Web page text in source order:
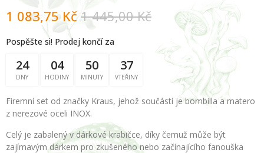
1 083,75 Kč 1 445,00 Kč
Pospěšte si! Prodej končí za
24
DNY
04
HODINY
50
MINUTY
36
VTEŘINY
Firemní set od značky Kraus, jehož součástí je bombilla a matero
z nerezové oceli INOX.
Celý je zabalený v dárkové krabičce, díky čemuž může být
zajímavým dárkem pro zkušeného nebo začínajícího fanouška